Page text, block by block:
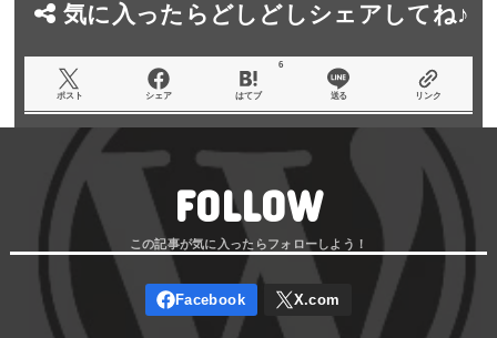
気に入ったらどしどしシェアしてね♪
ポスト シェア はてブ
6
送る リンク
FOLLOW